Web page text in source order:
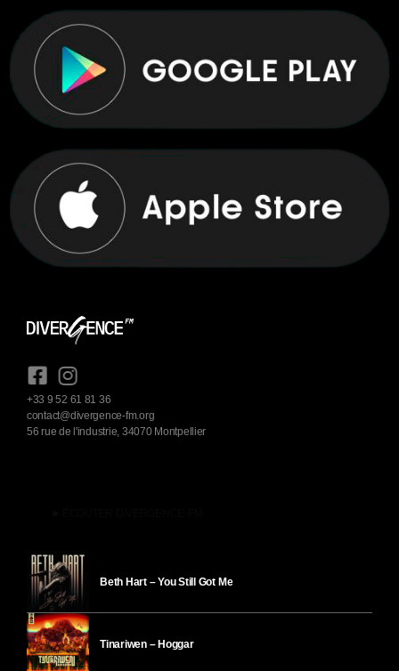
+33 9 52 61 81 36
contact@divergence-fm.org
56 rue de l'industrie, 34070 Montpellier
Beth Hart – You Still Got Me
Tinariwen – Hoggar